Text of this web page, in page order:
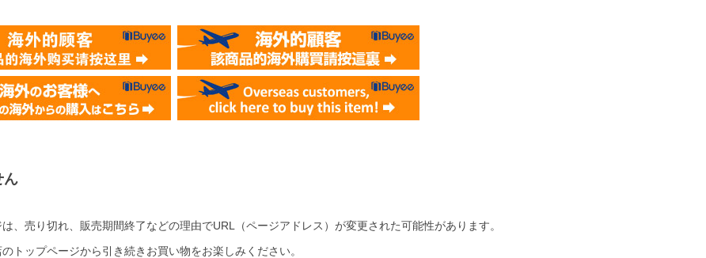
ん
、売り切れ、販売期間終了などの理由でURL（ページアドレス）が変更された可能性があります。
トップページから引き続きお買い物をお楽しみください。